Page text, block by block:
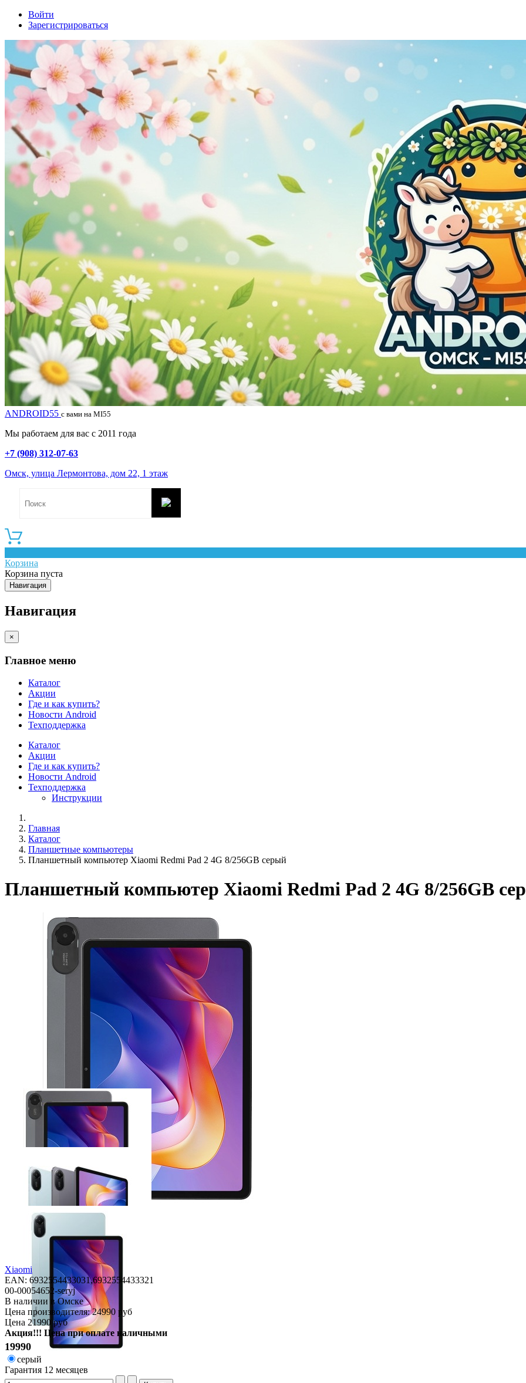
Войти
Зарегистрироваться
ANDROID55 с вами на MI55
Мы работаем для вас с 2011 года
+7 (908) 312-07-63
Омск, улица Лермонтова, дом 22, 1 этаж
Корзина
Корзина пуста
Навигация
Навигация
×
Главное меню
Каталог
Акции
Где и как купить?
Новости Android
Техподдержка
Каталог
Акции
Где и как купить?
Новости Android
Техподдержка
Инструкции
Главная
Каталог
Планшетные компьютеры
Планшетный компьютер Xiaomi Redmi Pad 2 4G 8/256GB серый
Планшетный компьютер Xiaomi Redmi Pad 2 4G 8/256GB
Xiaomi
EAN: 6932554433031,6932554433321
00-00054652-seryj
В наличии в Омске
Цена производителя:24990 руб
Цена 21990 руб
Акция!!! Цена при оплате наличными
19990
серый
Гарантия 12 месяцев